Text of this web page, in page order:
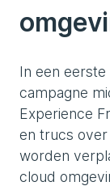
In een
campagne
Experience
en trucs over
worden
cloud